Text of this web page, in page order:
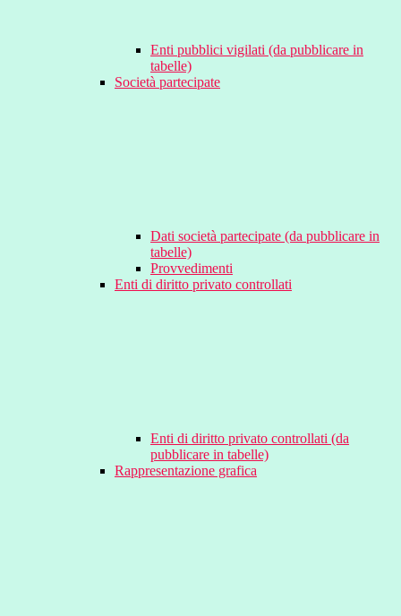
Enti pubblici vigilati (da pubblicare in
tabelle)
Società partecipate
Dati società partecipate (da pubblicare in
tabelle)
Provvedimenti
Enti di diritto privato controllati
Enti di diritto privato controllati (da
pubblicare in tabelle)
Rappresentazione grafica